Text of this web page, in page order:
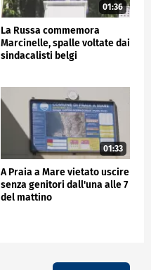
01:36
La Russa commemora
Marcinelle, spalle voltate dai
sindacalisti belgi
01:33
A Praia a Mare vietato uscire
senza genitori dall'una alle 7
del mattino